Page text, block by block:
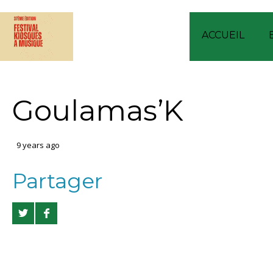
ACCUEIL
Goulamas’K
9 years ago
Partager